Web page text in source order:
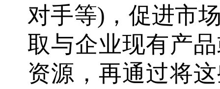
对手等)，促进市
取与企业现有产
资源，再通过将